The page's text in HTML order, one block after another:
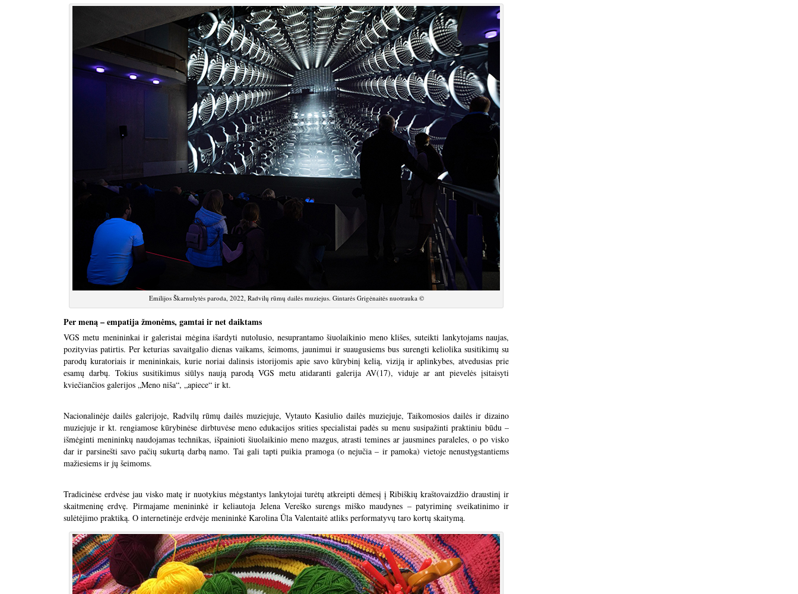
Emilijos Škarnulytės paroda, 2022, Radvilų rūmų dailės muziejus. Gintarės Grigėnaitės nuotrauka ©
Per meną – empatija žmonėms, gamtai ir net daiktams
VGS metu menininkai ir galeristai mėgina išardyti nutolusio, nesuprantamo šiuolaikinio meno klišes, suteikti lankytojams naujas,
pozityvias patirtis. Per keturias savaitgalio dienas vaikams, šeimoms, jaunimui ir suaugusiems bus surengti keliolika susitikimų su
parodų kuratoriais ir menininkais, kurie noriai dalinsis istorijomis apie savo kūrybinį kelią, viziją ir aplinkybes, atvedusias prie
esamų darbų. Tokius susitikimus siūlys naują parodą VGS metu atidaranti galerija AV(17), viduje ar ant pievelės įsitaisyti
kviečiančios galerijos „Meno niša“, „apiece“ ir kt.
Nacionalinėje dailės galerijoje, Radvilų rūmų dailės muziejuje, Vytauto Kasiulio dailės muziejuje, Taikomosios dailės ir dizaino
muziejuje ir kt. rengiamose kūrybinėse dirbtuvėse meno edukacijos srities specialistai padės su menu susipažinti praktiniu būdu –
išmėginti menininkų naudojamas technikas, išpainioti šiuolaikinio meno mazgus, atrasti temines ar jausmines paraleles, o po visko
dar ir parsinešti savo pačių sukurtą darbą namo. Tai gali tapti puikia pramoga (o nejučia – ir pamoka) vietoje nenustygstantiems
mažiesiems ir jų šeimoms.
Tradicinėse erdvėse jau visko matę ir nuotykius mėgstantys lankytojai turėtų atkreipti dėmesį į Ribiškių kraštovaizdžio draustinį ir
skaitmeninę erdvę. Pirmajame menininkė ir keliautoja Jelena Vereško surengs miško maudynes – patyriminę sveikatinimo ir
sulėtėjimo praktiką. O internetinėje erdvėje menininkė Karolina Ūla Valentaitė atliks performatyvų taro kortų skaitymą.